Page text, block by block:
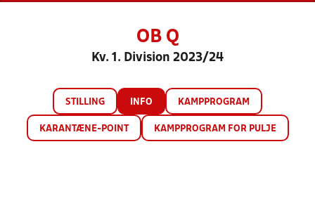
OB Q
Kv. 1. Division 2023/24
STILLING INFO KAMPPROGRAM
KARANTÆNE-POINT KAMPPROGRAM FOR PULJE